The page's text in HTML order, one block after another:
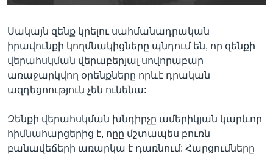
Սակայն զենք կրելու սահմանադրական
իրավունքի կողմնակիցները պնդում են, որ զենքի
վերահսկման վերաբերյալ սովորաբար
առաջարկվող օրենքները որևէ դրական
ազդեցոություն չեն ունենա:
Զենքի վերահսկման խնդիրչը ամերիկյան կարևոր
հիմնահարցերից է, ոըը մշտապես բուռն
բանավեճերի առարկա է դառնում: Հարցումները